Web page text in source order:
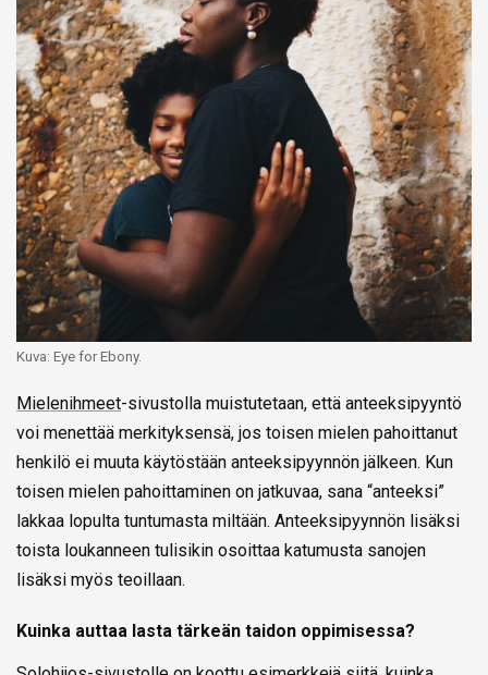
Kuva: Eye for Ebony.
Mielenihmeet-sivustolla muistutetaan, että anteeksipyyntö
voi menettää merkityksensä, jos toisen mielen pahoittanut
henkilö ei muuta käytöstään anteeksipyynnön jälkeen. Kun
toisen mielen pahoittaminen on jatkuvaa, sana “anteeksi”
lakkaa lopulta tuntumasta miltään. Anteeksipyynnön lisäksi
toista loukanneen tulisikin osoittaa katumusta sanojen
lisäksi myös teoillaan.
Kuinka auttaa lasta tärkeän taidon oppimisessa?